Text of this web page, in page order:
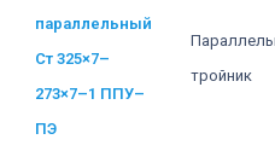
параллельный
Ст 325×7–
273×7–1 ППУ–
ПЭ
тройник